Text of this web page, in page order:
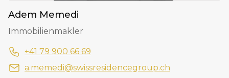
Adem Memedi
Immobilienmakler
+41 79 900 66 69
a.memedi@swissresidencegroup.ch